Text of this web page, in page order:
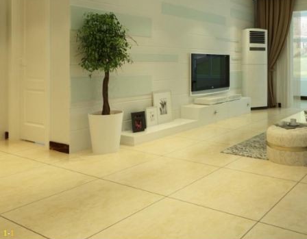
1-1